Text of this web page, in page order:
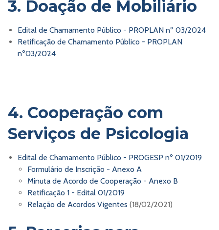
3. Doação de Mobiliário
Edital de Chamamento Público - PROPLAN nº 03/2024
Retificação de Chamamento Público - PROPLAN
nº03/2024
4. Cooperação com
Serviços de Psicologia
Edital de Chamamento Público - PROGESP nº 01/2019
Formulário de Inscrição - Anexo A
Minuta de Acordo de Cooperação - Anexo B
Retificação 1 - Edital 01/2019
Relação de Acordos Vigentes (18/02/2021)